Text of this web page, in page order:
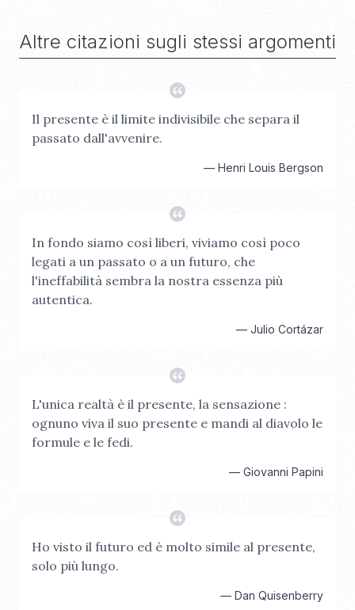
Altre citazioni sugli stessi argomenti
Il presente è il limite indivisibile che separa il
passato dall'avvenire.
— Henri Louis Bergson
In fondo siamo così liberi, viviamo così poco
legati a un passato o a un futuro, che
l'ineffabilità sembra la nostra essenza più
autentica.
— Julio Cortázar
L'unica realtà è il presente, la sensazione :
ognuno viva il suo presente e mandi al diavolo le
formule e le fedi.
— Giovanni Papini
Ho visto il futuro ed è molto simile al presente,
solo più lungo.
— Dan Quisenberry